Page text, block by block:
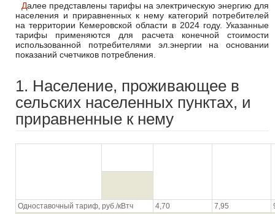
Далее представлены тарифы на электрическую энергию для
населения и приравненных к нему категорий потребителей
на территории Кемеровской области в 2024 году. Указанные
тарифы применяются для расчета конечной стоимости
использованной потребителями эл.энергии на основании
показаний счетчиков потребления.
1. Население, проживающее в
сельских населенных пунктах, и
приравненные к нему
Одноставочный тариф, руб./кВтч 4,70 7,95